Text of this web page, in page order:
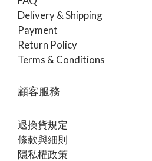
Delivery & Shipping
Payment
Return Policy
Terms & Conditions
顧客服務
退換貨規定
條款與細則
隱私權政策